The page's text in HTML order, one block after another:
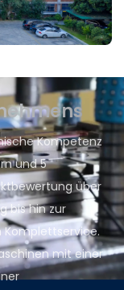
Kompetenz
und 5
über
bis hin zur
Komplettservice.
mit einer